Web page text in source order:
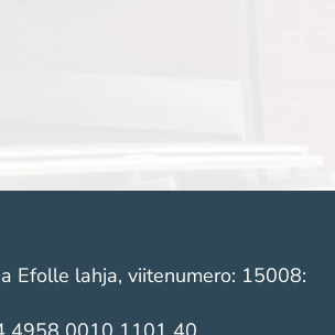
Efolle lahja, viitenumero: 15008: